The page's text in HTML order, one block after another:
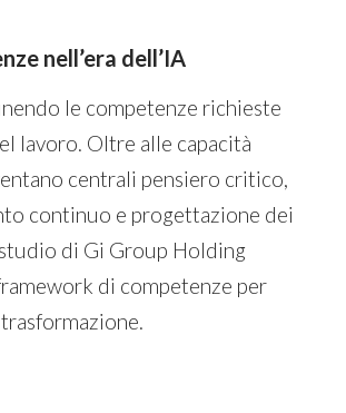
nell’era dell’IA
le competenze richieste
lavoro. Oltre alle capacità
centrali pensiero critico,
continuo e progettazione dei
di Gi Group Holding
di competenze per